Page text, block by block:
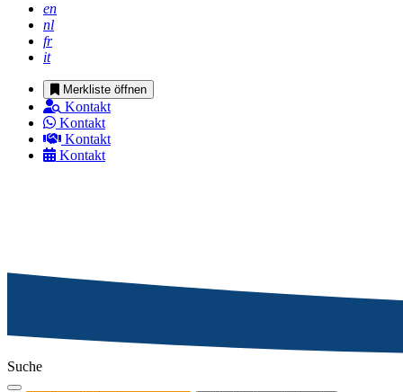
en
nl
fr
it
Merkliste öffnen
Kontakt
Kontakt
Kontakt
Kontakt
Suche